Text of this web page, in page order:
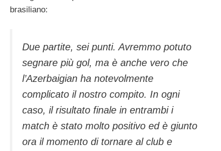
brasiliano:
Due partite, sei punti. Avremmo potuto
segnare più gol, ma è anche vero che
l’Azerbaigian ha notevolmente
complicato il nostro compito. In ogni
caso, il risultato finale in entrambi i
match è stato molto positivo ed è giunto
ora il momento di tornare al club e